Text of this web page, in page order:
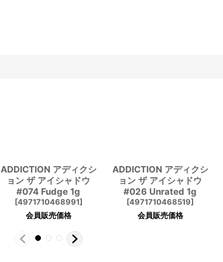
ADDICTION アディクシ
ョン ザ アイシャドウ
#074 Fudge 1g
[4971710468991]
会員販売価格
ADDICTION アディクシ
ョン ザ アイシャドウ
#026 Unrated 1g
[4971710468519]
会員販売価格